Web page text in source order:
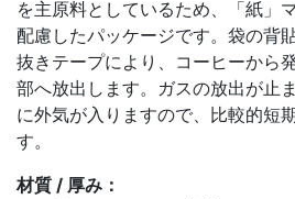
を主原料としているため、「紙」
配慮したパッケージです。袋の背
抜きテープにより、コーヒーから
部へ放出します。ガスの放出が止
に外気が入りますので、比較的短
す。
材質 / 厚み：